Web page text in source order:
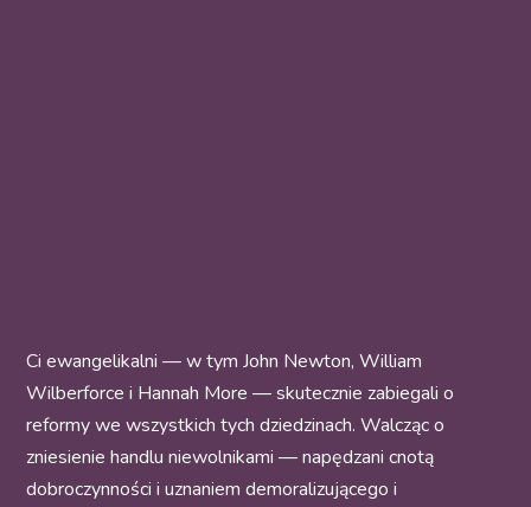
Ci ewangelikalni — w tym John Newton, William
Wilberforce i Hannah More — skutecznie zabiegali o
reformy we wszystkich tych dziedzinach. Walcząc o
zniesienie handlu niewolnikami — napędzani cnotą
dobroczynności i uznaniem demoralizującego i